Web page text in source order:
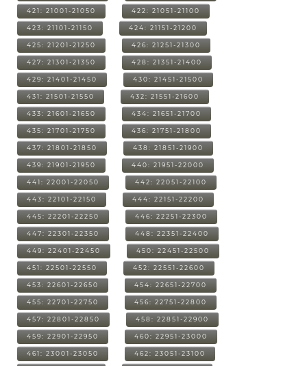
421: 21001-21050 422: 21051-21100
423: 21101-21150 424: 21151-21200
425: 21201-21250 426: 21251-21300
427: 21301-21350 428: 21351-21400
429: 21401-21450 430: 21451-21500
431: 21501-21550 432: 21551-21600
433: 21601-21650 434: 21651-21700
435: 21701-21750 436: 21751-21800
437: 21801-21850 438: 21851-21900
439: 21901-21950 440: 21951-22000
441: 22001-22050 442: 22051-22100
443: 22101-22150 444: 22151-22200
445: 22201-22250 446: 22251-22300
447: 22301-22350 448: 22351-22400
449: 22401-22450 450: 22451-22500
451: 22501-22550 452: 22551-22600
453: 22601-22650 454: 22651-22700
455: 22701-22750 456: 22751-22800
457: 22801-22850 458: 22851-22900
459: 22901-22950 460: 22951-23000
461: 23001-23050 462: 23051-23100